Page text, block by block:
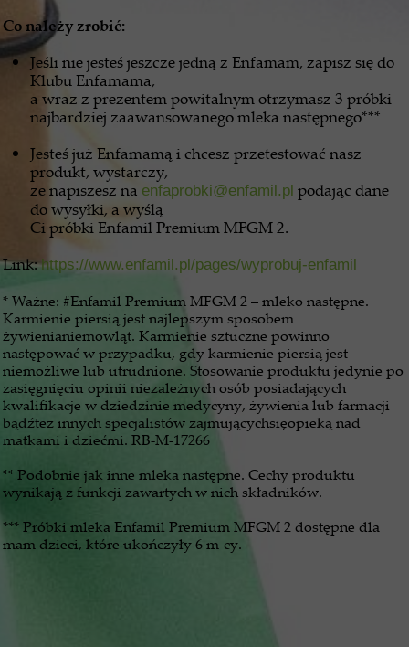
Co należy zrobić:
Jeśli nie jesteś jeszcze jedną z Enfamam, zapisz się do
Klubu Enfamama,
a wraz z prezentem powitalnym otrzymasz 3 próbki
najbardziej zaawansowanego mleka następnego***
Jesteś już Enfamamą i chcesz przetestować nasz
produkt, wystarczy,
że napiszesz na enfaprobki@enfamil.pl podając dane
do wysyłki, a wyślą
Ci próbki Enfamil Premium MFGM 2.
Link:https://www.enfamil.pl/pages/wyprobuj-enfamil
* Ważne: #Enfamil Premium MFGM 2 – mleko następne.
Karmienie piersią jest najlepszym sposobem
żywienianiemowląt. Karmienie sztuczne powinno
następować w przypadku, gdy karmienie piersią jest
niemożliwe lub utrudnione. Stosowanie produktu jedynie po
zasięgnięciu opinii niezależnych osób posiadających
kwalifikacje w dziedzinie medycyny, żywienia lub farmacji
bądźteż innych specjalistów zajmującychsięopieką nad
matkami i dziećmi. RB-M-17266
** Podobnie jak inne mleka następne. Cechy produktu
wynikają z funkcji zawartych w nich składników.
*** Próbki mleka Enfamil Premium MFGM 2 dostępne dla
mam dzieci, które ukończyły 6 m-cy.